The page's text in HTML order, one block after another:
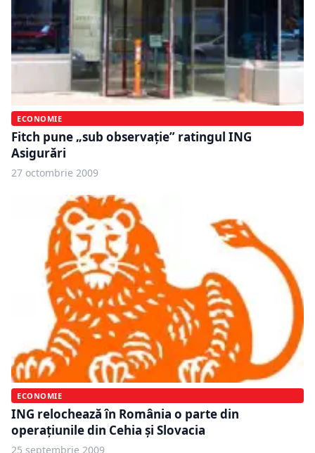
ECONOMIE
Fitch pune „sub observaţie” ratingul ING
Asigurări
27 octombrie 2009
ECONOMIE
ING relochează în România o parte din
operaţiunile din Cehia şi Slovacia
25 septembrie 2009